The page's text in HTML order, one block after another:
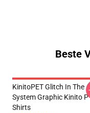
Beste
KinitoPET Glitch In The
System Graphic Kinito P
Shirts